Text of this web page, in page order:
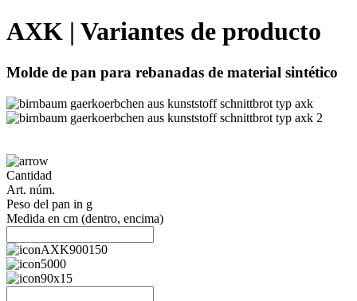
AXK | Variantes de producto
Molde de pan para rebanadas de material sintético
Cantidad
Art. núm.
Peso del pan in g
Medida en cm (dentro, encima)
AXK900150
5000
90x15